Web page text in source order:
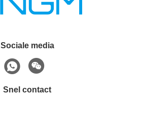
Sociale media
Snel contact